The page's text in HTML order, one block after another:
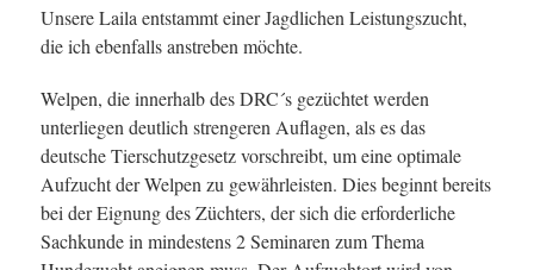
Unsere Laila entstammt einer Jagdlichen Leistungszucht,
die ich ebenfalls anstreben möchte.
Welpen, die innerhalb des DRC´s gezüchtet werden
unterliegen deutlich strengeren Auflagen, als es das
deutsche Tierschutzgesetz vorschreibt, um eine optimale
Aufzucht der Welpen zu gewährleisten. Dies beginnt bereits
bei der Eignung des Züchters, der sich die erforderliche
Sachkunde in mindestens 2 Seminaren zum Thema